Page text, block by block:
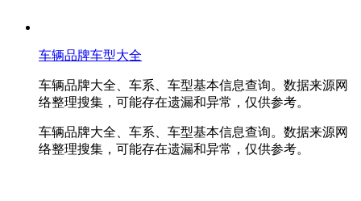
车辆品牌车型大全
车辆品牌大全、车系、车型基本信息查询。数据来源网
络整理搜集，可能存在遗漏和异常，仅供参考。
车辆品牌大全、车系、车型基本信息查询。数据来源网
络整理搜集，可能存在遗漏和异常，仅供参考。